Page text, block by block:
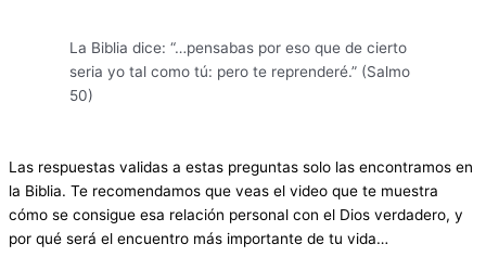
La Biblia dice: “…pensabas por eso que de cierto
seria yo tal como tú: pero te reprenderé.” (Salmo
50)
Las respuestas validas a estas preguntas solo las encontramos en
la Biblia. Te recomendamos que veas el video que te muestra
cómo se consigue esa relación personal con el Dios verdadero, y
por qué será el encuentro más importante de tu vida…